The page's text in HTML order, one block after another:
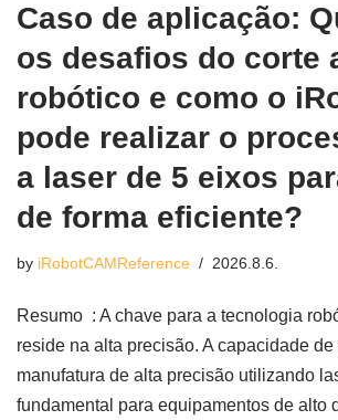
Caso de aplicação:
os desafios do corte
robótico e como o
pode realizar o
a laser de 5 eixos
de forma eficiente?
by iRobotCAMReference 2026.8.6.
Resumo : A chave para a tecnologia
reside na alta precisão. A capacidade
manufatura de alta precisão utilizando
fundamental para equipamentos de alto